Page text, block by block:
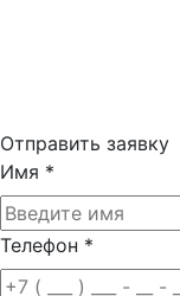
Отправить заявку
Имя *
Телефон *